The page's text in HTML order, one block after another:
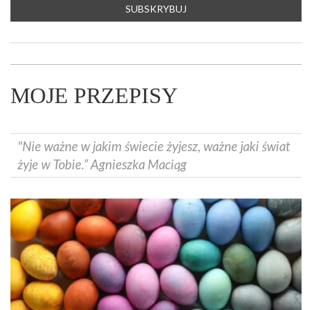
MOJE PRZEPISY
"Nie ważne w jakim świecie żyjesz, ważne jaki świat
żyje w Tobie.” Agnieszka Maciąg